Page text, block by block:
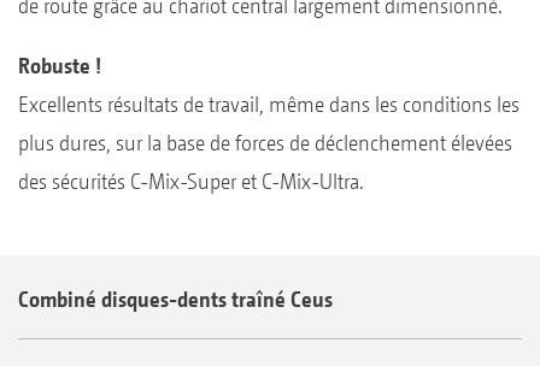
de route grâce au chariot central largement dimensionné.
Robuste !
Excellents résultats de travail, même dans les conditions les
plus dures, sur la base de forces de déclenchement élevées
des sécurités C-Mix-Super et C-Mix-Ultra.
Combiné disques-dents traîné Ceus